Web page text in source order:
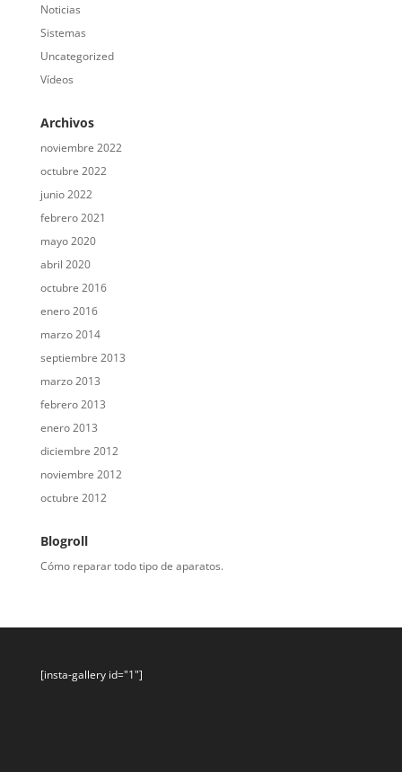
Noticias
Sistemas
Uncategorized
Vídeos
Archivos
noviembre 2022
octubre 2022
junio 2022
febrero 2021
mayo 2020
abril 2020
octubre 2016
enero 2016
marzo 2014
septiembre 2013
marzo 2013
febrero 2013
enero 2013
diciembre 2012
noviembre 2012
octubre 2012
Blogroll
Cómo reparar todo tipo de aparatos.
[insta-gallery id="1"]